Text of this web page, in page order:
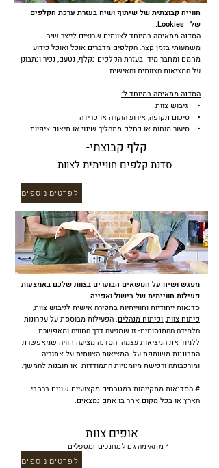
חווייה קבוצתית של שיתוף ושיח בעזרת ערכת הקלפים
של Lookies.
הסדנה מתאימה במיוחד לצוותים שרוצים לייצר שיח
משמעותי בזמן קצר. הקלפים מדברים אוכל ואוכל כידוע
מחמם ומחבר מיד. בעזרת הקלפים נקלף, נטעם, נכיר ונתבונן
על המציאות הצוותית והאישית.
הסדנה מתאימה במיוחד ל:
• גיבוש צוות
• סיכום תקופה, אירוע הוקרה או פרידה
• סיעור מוחות או כחלק מתהליך שינוי או תיאום ציפיות
קלף קבוצתי-
סדנת קלפים חווייתית לצוות
לפרטים נוספים
מפגש ושיח על הנושאים הבוערים בצוות שלכם באמצעות
פעילות חווייתית של בישול ואפייה.
סדנאות ייחודיות וחווייתיות בתפירה אישית לגיבוש צוות,
פיתוח צוות, ופיתוח מנהלים. הפעילות מבוססת על עקרונות
הלמידה ההתנסותית- זו שמגיעה דרך החוויה ומאפשרת
ללמוד את המציאות עצמה. הסדנה מציעה חוויה שמאפשרת
התבוננות משותפת על המציאות הצוותית על אתגריה
ומורכבותה ורכישת מיומנויות התמודדות או תובנות להמשך.
# הסדנאות מתקיימות במטבחים מקצועיים שונים ברחבי
הארץ או בכל מקום אחר בו אתם נמצאים.
אופים צוות
* מתאימה גם למחנכים ומטפלים
לפרטים נוספים